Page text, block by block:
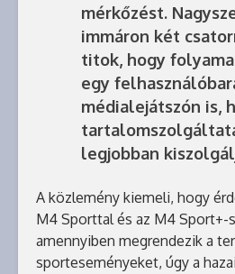
mérkőzést.
immáron két
titok, hogy
egy
médialejátszón is,
legjobban
A közlemény kiemeli, hogy
M4 Sporttal és az M4 Sport+-
amennyiben megrendezik a
sporteseményeket, úgy a